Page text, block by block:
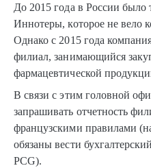
До 2015 года в России было
Иннотеры, которое не вело
Однако с 2015 года
филиал, занимающийся
фармацевтической
В связи с этим головной
запрашивать отчетность
французскими правилами
обязаны вести
PCG).